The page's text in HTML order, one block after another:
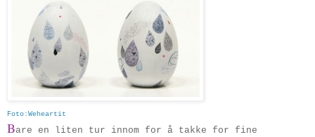
Foto:Weheartit
Bare en liten tur innom for å takke for fine